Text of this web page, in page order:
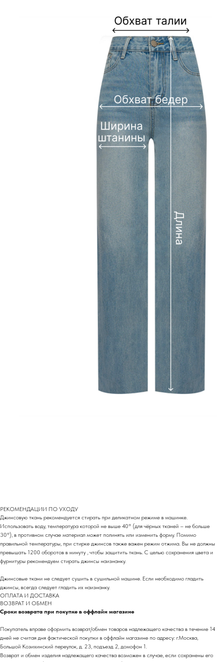
РЕКОМЕНДАЦИИ ПО УХОДУ
Джинсовую ткань рекомендуется стирать при деликатном режиме в машинке.
Использовать воду, температура которой не выше 40° (для чёрных тканей – не больше
30°), в противном случае материал может полинять или изменить форму. Помимо
правильной температуры, при стирке джинсов также важен режим отжима. Вы не должны
превышать 1200 оборотов в минуту , чтобы защитить ткань. С целью сохранения цвета и
фурнитуры рекомендуем стирать джинсы наизнанку.
Джинсовые ткани не следует сушить в сушильной машине. Если необходимо гладить
джинсы, всегда следует гладить их наизнанку.
ОПЛАТА И ДОСТАВКА
ВОЗВРАТ И ОБМЕН
Сроки возврата при покупке в оффлайн магазине
Покупатель вправе оформить возврат/обмен товаров надлежащего качества в течение 14
дней не считая дня фактической покупки в оффлайн магазине по адресу: г.Москва,
Большой Козихинский переулок, д. 23, подъезд 2, домофон 1.
Возврат и обмен изделия надлежащего качества возможен в случае, если сохранены его